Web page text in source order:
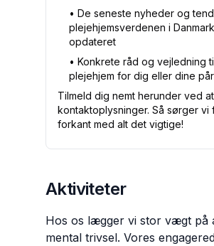
•⁠ De seneste nyheder og
plejehjemsverdenen i
opdateret
•⁠ Konkrete råd og vejledning
plejehjem for dig eller dine
Tilmeld dig nemt herunder ved
kontaktoplysninger. Så sørger vi
forkant med alt det vigtige!
Aktiviteter
Hos os lægger vi stor vægt på
mental trivsel. Vores